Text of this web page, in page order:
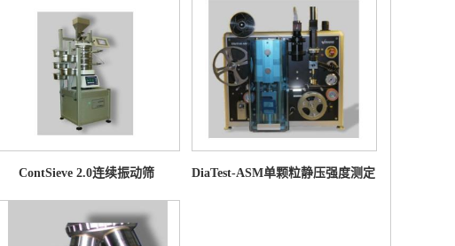
ContSieve 2.0连续振动筛
DiaTest-ASM单颗粒静压强度测定